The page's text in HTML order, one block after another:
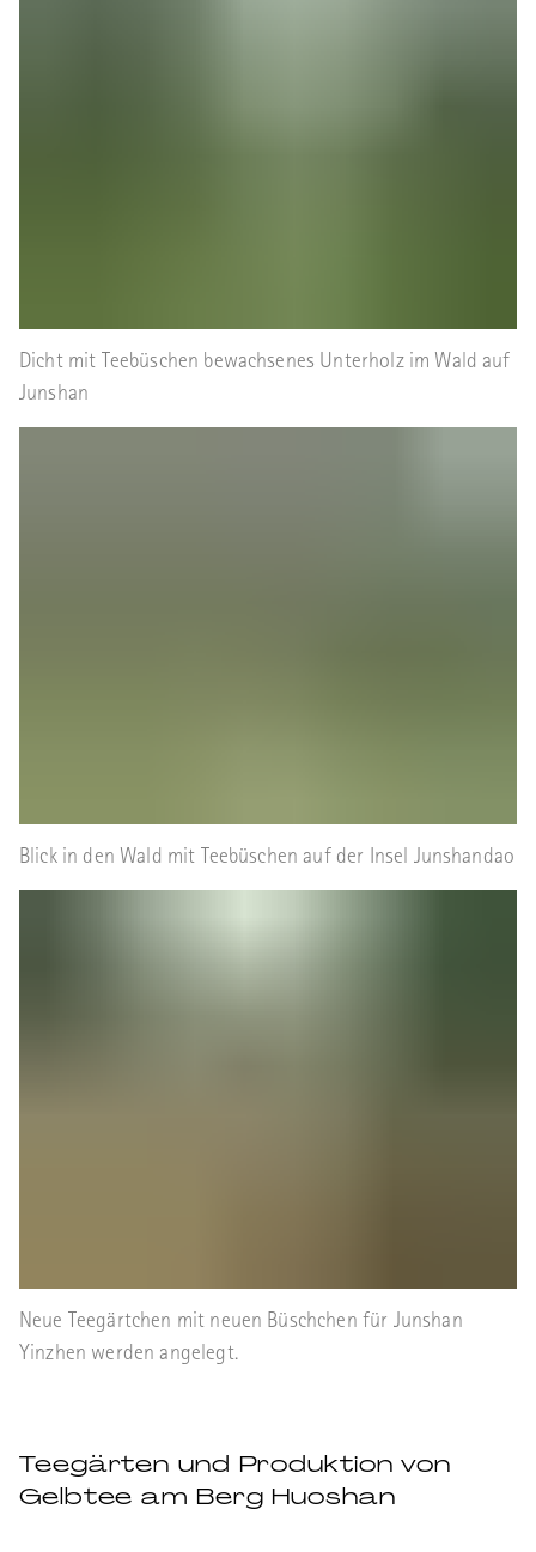
Dicht mit Teebüschen bewachsenes Unterholz im Wald auf
Junshan
Blick in den Wald mit Teebüschen auf der Insel Junshandao
Neue Teegärtchen mit neuen Büschchen für Junshan
Yinzhen werden angelegt.
Teegärten und Produktion von
Gelbtee am Berg Huoshan